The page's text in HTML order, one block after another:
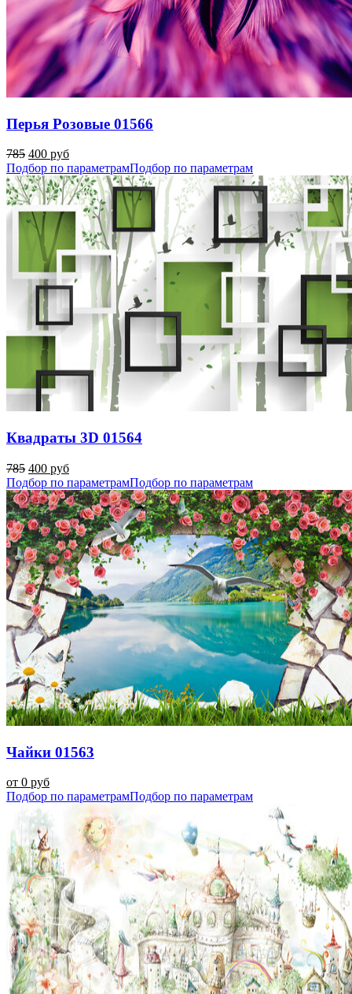
Перья Розовые 01566
785 400 руб
Подбор по параметрамПодбор по параметрам
Квадраты 3D 01564
785 400 руб
Подбор по параметрамПодбор по параметрам
Чайки 01563
от 0 руб
Подбор по параметрамПодбор по параметрам